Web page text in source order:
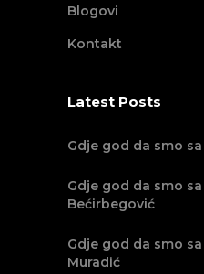
Blogovi
Kontakt
Latest Posts
Gdje god da smo
Gdje god da smo
Bećirbegović
Gdje god da smo
Muradić